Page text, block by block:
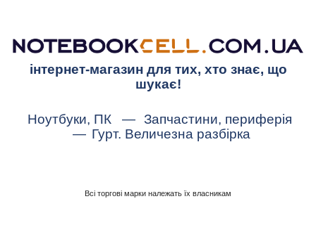
інтернет-магазин для тих, хто знає, що
шукає!
Ноутбуки, ПК — Запчастини, периферія
— Гурт. Величезна разбірка
Всі торгові марки належать їх власникам